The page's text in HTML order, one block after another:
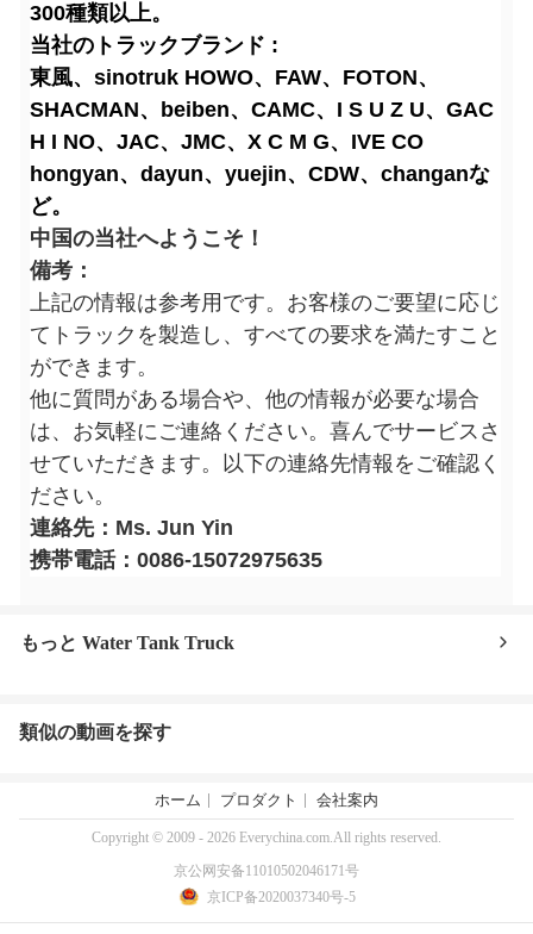
300種類以上。
当社のトラックブランド :
東風、sinotruk HOWO、FAW、FOTON、
SHACMAN、beiben、CAMC、I S U Z U、GAC
H I NO、JAC、JMC、X C M G、IVE CO
hongyan、dayun、yuejin、CDW、changanな
ど。
中国の当社へようこそ！
備考：
上記の情報は参考用です。お客様のご要望に応じ
てトラックを製造し、すべての要求を満たすこと
ができます。
他に質問がある場合や、他の情報が必要な場合
は、お気軽にご連絡ください。喜んでサービスさ
せていただきます。以下の連絡先情報をご確認く
ださい。
連絡先：Ms. Jun Yin
携帯電話：0086-15072975635
もっと Water Tank Truck
類似の動画を探す
ホーム プロダクト 会社案内
Copyright © 2009 - 2026 Everychina.com.All rights reserved.
京公网安备11010502046171号
京ICP备2020037340号-5